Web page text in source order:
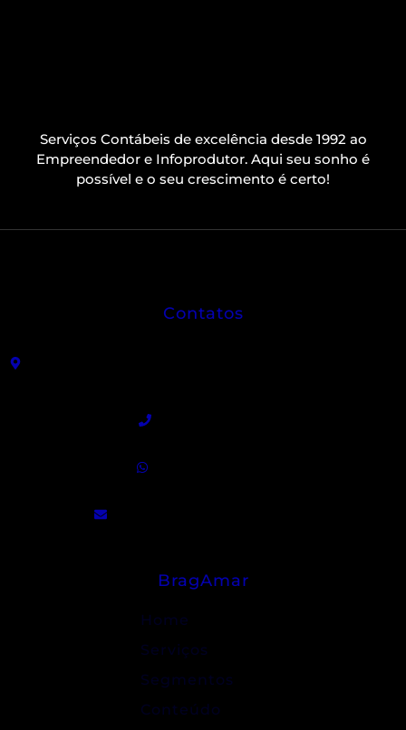
Serviços Contábeis de excelência desde 1992 ao
Empreendedor e Infoprodutor. Aqui seu sonho é
possível e o seu crescimento é certo!
Contatos
BragAmar
Home
Serviços
Segmentos
Conteúdo